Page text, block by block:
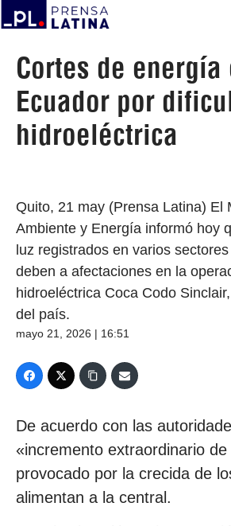
Cortes de energía
Ecuador por
hidroeléctrica
Quito, 21 may (Prensa Latina) El
Ambiente y Energía informó hoy
luz registrados en varios
deben a afectaciones en la
hidroeléctrica Coca Codo
del país.
mayo 21, 2026 | 16:51
De acuerdo con las
«incremento extraordinario
provocado por la crecida de
alimentan a la central.